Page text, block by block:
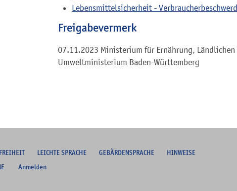
Lebensmittelsicherheit -
Freigabevermerk
07.11.2023 Ministerium für Ernährung, Ländlichen
Umweltministerium Baden-Württemberg
LEICHTE SPRACHE GEBÄRDENSPRACHE
HINWEISE
Anmelden